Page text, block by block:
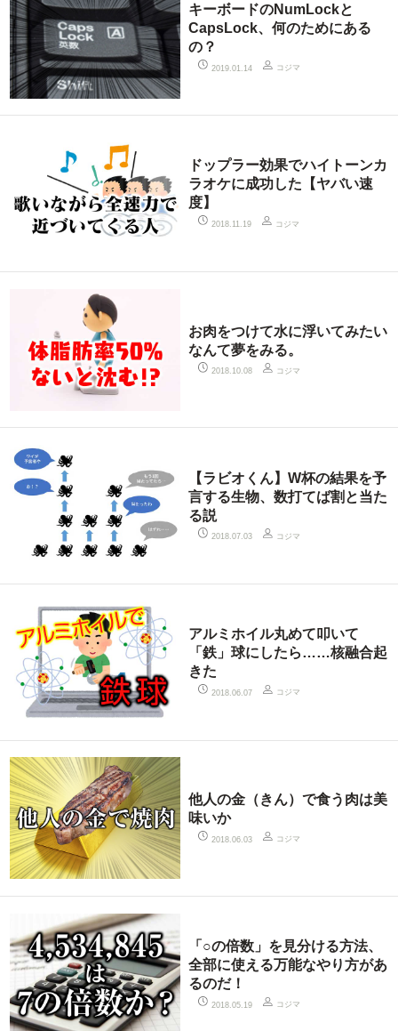
キーボードのNumLockと
CapsLock、何のためにある
の？
2019.01.14 コジマ
ドップラー効果でハイトーンカ
ラオケに成功した【ヤバい速
度】
2018.11.19 コジマ
お肉をつけて水に浮いてみたい
なんて夢をみる。
2018.10.08 コジマ
【ラビオくん】W杯の結果を予
言する生物、数打てば割と当た
る説
2018.07.03 コジマ
アルミホイル丸めて叩いて
「鉄」球にしたら……核融合起
きた
2018.06.07 コジマ
他人の金（きん）で食う肉は美
味いか
2018.06.03 コジマ
「○の倍数」を見分ける方法、
全部に使える万能なやり方があ
るのだ！
2018.05.19 コジマ